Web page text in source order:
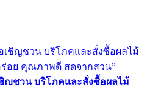
ญชวน บริโภคและสั่งซื้อผลไม้